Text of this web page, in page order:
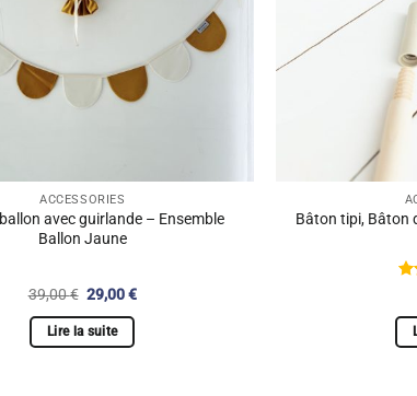
ACCESSORIES
avec guirlande – Ensemble
Ballon Jaune
39,00€ Le
initial
était :
29,00€Le
Lire la suite
Bâton tipi, Bâton